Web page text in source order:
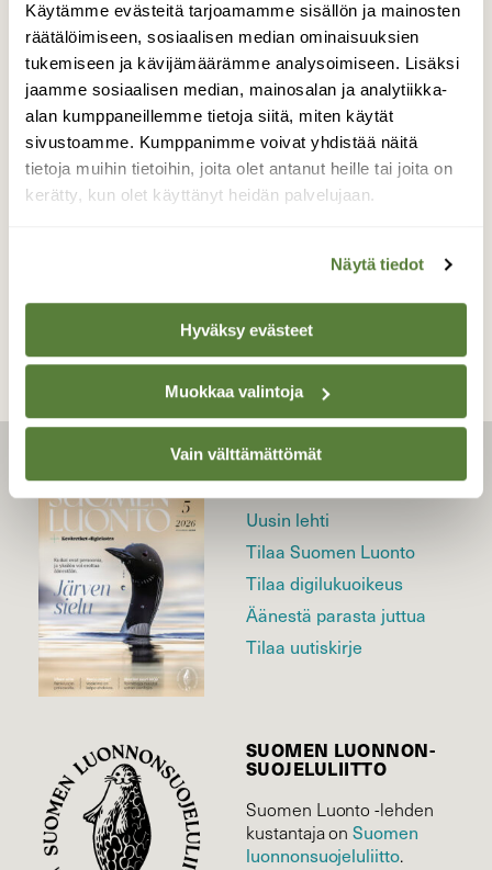
Käytämme evästeitä tarjoamamme sisällön ja mainosten
räätälöimiseen, sosiaalisen median ominaisuuksien
tukemiseen ja kävijämäärämme analysoimiseen. Lisäksi
jaamme sosiaalisen median, mainosalan ja analytiikka-
alan kumppaneillemme tietoja siitä, miten käytät
sivustoamme. Kumppanimme voivat yhdistää näitä
tietoja muihin tietoihin, joita olet antanut heille tai joita on
kerätty, kun olet käyttänyt heidän palvelujaan.
Näytä tiedot
Hyväksy evästeet
Muokkaa valintoja
Vain välttämättömät
Voikukan hahtuvapallerot.
Auringonpaiste ja varjoisa metsä taustalla
korostivat kauniisti voikukan hahtuvapalloja.
Valokuvaaja: Martti Valtonen, Aurinkovuori
Asikkala 10.6.2023
TAKAISIN LISTAAN
LEHTI
Uusin lehti
Tilaa Suomen Luonto
Tilaa digilukuoikeus
Äänestä parasta juttua
Tilaa uutiskirje
SUOMEN LUONNON­
SUOJELU­LIITTO
Suomen Luonto -lehden
kustantaja onSuomen
luonnonsuojelu­liitto.